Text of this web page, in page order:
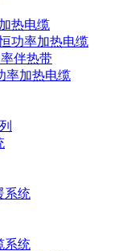
热电缆
功率加热电缆
伴热带
率加热电缆
系统
系统